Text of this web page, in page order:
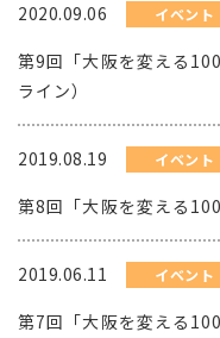
2020.09.06 イベント
第9回「大阪を変える
ライン）
2019.08.19 イベント
第8回「大阪を変える
2019.06.11 イベント
第7回「大阪を変える